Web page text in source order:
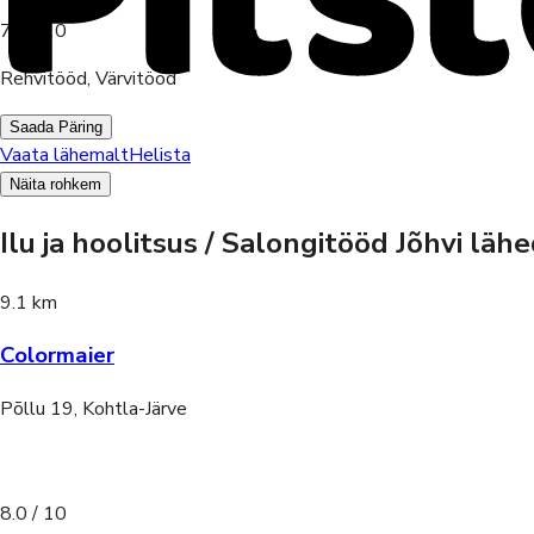
7.9
/ 10
Rehvitööd, Värvitööd
Saada Päring
Vaata lähemaltHelista
Näita rohkem
Ilu ja hoolitsus / Salongitööd Jõhvi
9.1 km
Colormaier
Põllu 19, Kohtla-Järve
8.0 / 10